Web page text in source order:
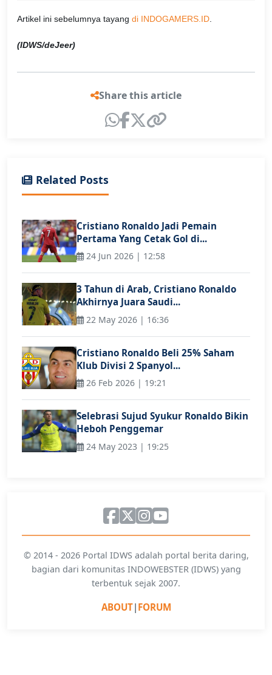
Artikel ini sebelumnya tayang di INDOGAMERS.ID
(IDWS/deJeer)
Share this article
Related Posts
Cristiano Ronaldo Jadi Pemain
Pertama Yang Cetak Gol di...
24 Jun 2026 | 12:58
3 Tahun di Arab, Cristiano Ronaldo
Akhirnya Juara Saudi...
22 May 2026 | 16:36
Cristiano Ronaldo Beli 25% Saham
Klub Divisi 2 Spanyol...
26 Feb 2026 | 19:21
Selebrasi Sujud Syukur Ronaldo Bikin
Heboh Penggemar
24 May 2023 | 19:25
© 2014 - 2026 Portal IDWS adalah portal berita daring,
bagian dari komunitas INDOWEBSTER (IDWS) yang
terbentuk sejak 2007.
ABOUT| FORUM